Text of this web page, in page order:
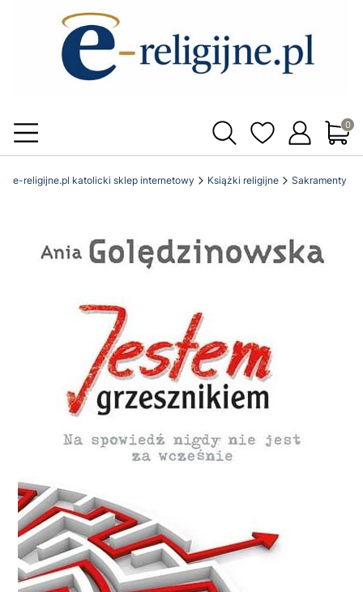
e-religijne.pl katolicki sklep internetowy Książki religijne Sakramenty